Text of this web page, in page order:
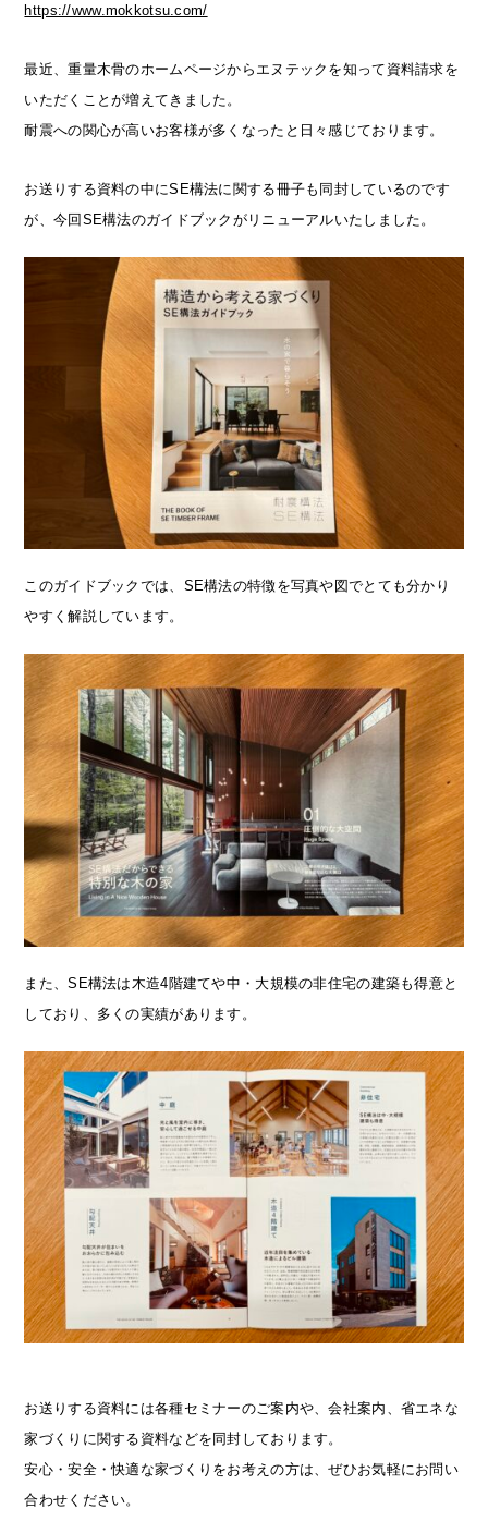
https://www.mokkotsu.com/
最近、重量木骨のホームページからエヌテックを知って資料請求を
いただくことが増えてきました。
耐震への関心が高いお客様が多くなったと日々感じております。
お送りする資料の中にSE構法に関する冊子も同封しているのです
が、今回SE構法のガイドブックがリニューアルいたしました。
このガイドブックでは、SE構法の特徴を写真や図でとても分かり
やすく解説しています。
また、SE構法は木造4階建てや中・大規模の非住宅の建築も得意と
しており、多くの実績があります。
お送りする資料には各種セミナーのご案内や、会社案内、省エネな
家づくりに関する資料などを同封しております。
安心・安全・快適な家づくりをお考えの方は、ぜひお気軽にお問い
合わせください。